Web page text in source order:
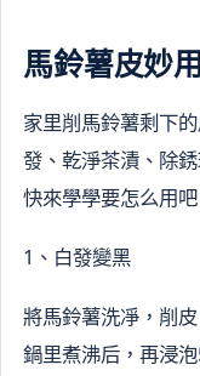
馬鈴薯皮妙
家里削馬鈴薯剩下
發、乾淨茶漬、除
快來學學要怎么用吧
1、白發變黑
將馬鈴薯洗凈，削
鍋里煮沸后，再浸